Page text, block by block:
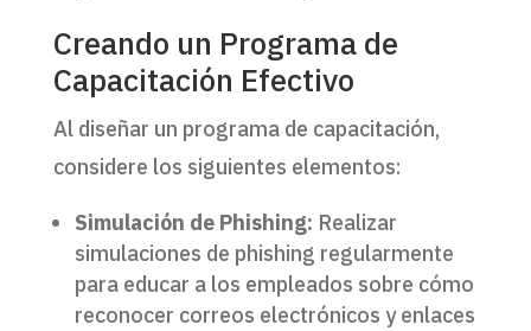
Creando un Programa de
Capacitación Efectivo
Al diseñar un programa de capacitación,
considere los siguientes elementos:
Simulación de Phishing: Realizar
simulaciones de phishing regularmente
para educar a los empleados sobre cómo
reconocer correos electrónicos y enlaces